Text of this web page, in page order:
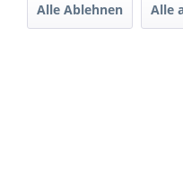
Alle Ablehnen Alle